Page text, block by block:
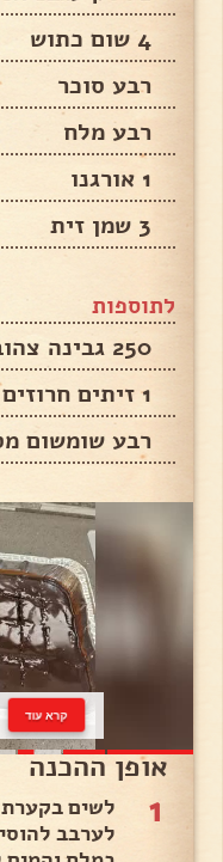
4 שום כתוש
רבע סוכר
רבע מלח
1 אורגנו
3 שמן זית
לתוספות
250 גבינה צהובה
1 זיתים חרוזים
רבע שומשום
קרא עוד
אופן ההכנה
1
לשים
לערבב